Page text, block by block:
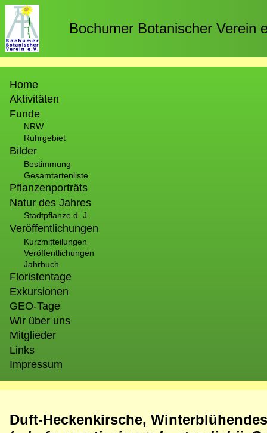
Direkt
zum
Inhalt
Bochumer Botanischer Verein
Home
Aktivitäten
Funde
NRW
Ruhrgebiet
Bilder
Bestimmung
Gesamtartenliste
Pflanzenporträts
Natur des Jahres
Stadtpflanze d. J.
Veröffentlichungen
Kurzmitteilungen
Veröffentlichungen
Jahrbuch
Floristentage
Exkursionen
GEO-Tage
Wir über uns
Mitglieder
Links
Impressum
Duft-Heckenkirsche,